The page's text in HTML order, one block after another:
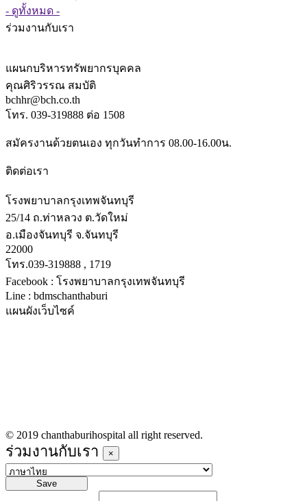
- ดูทั้งหมด -
ร่วมงานกับเรา
แผนกบริหารทรัพยากรบุคคล
คุณศิริวรรณ สมบัติ
bchhr@bch.co.th
โทร. 039-319888 ต่อ 1508
สมัครงานด้วยตนเอง ทุกวันทำการ 08.00-16.00น.
ติดต่อเรา
โรงพยาบาลกรุงเทพจันทบุรี
25/14 ถ.ท่าหลวง ต.วัดใหม่
อ.เมืองจันทบุรี จ.จันทบุรี
22000
โทร.039-319888 , 1719
Facebook : โรงพยาบาลกรุงเทพจันทบุรี
Line : bdmschanthaburi
แผนผังเว็บไซค์
© 2019 chanthaburihospital all right reserved.
ร่วมงานกับเรา ×
Save